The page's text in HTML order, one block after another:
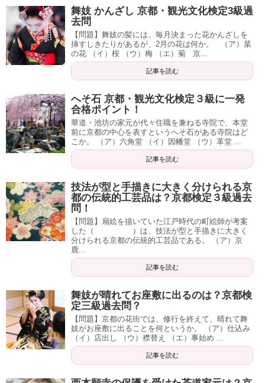
舞妓 かんざし 京都・観光文化検定3級過
去問
【問題】舞妓の髪には、毎月決まった花かんざしを
挿すしきたりがあるが、2月の花は何か。 （ア）菜
の花 （イ）桜 （ウ）梅 （エ）菊 京...
記事を読む
へそ石 京都・観光文化検定３級に一発
合格ポイント！
華道・池坊の家元が代々住職を兼ねる寺院で、本堂
前に京都の中心を表すというへそ石がある寺院はど
こか。 （ア）六角堂 （イ）因幡堂 （ウ）革堂 ...
記事を読む
技法が型と手描きに大きく分けられる京
都の伝統的工芸品は？京都検定３級過去
問！
【問題】扇絵を描いていた江戸時代の町絵師が考案
した（ ）は、技法が型と手描きに大きく
分けられる京都の伝統的工芸品である。 （ア）京
鹿...
記事を読む
舞妓が晴れてお座敷に出るのは？京都検
定三級過去問？
【問題】京都の花街では、修行を終えて、晴れて舞
妓がお座敷に出ることを何というか。 （ア）仕込み
（イ）店出し （ウ）襟替え （エ）事始め ...
記事を読む